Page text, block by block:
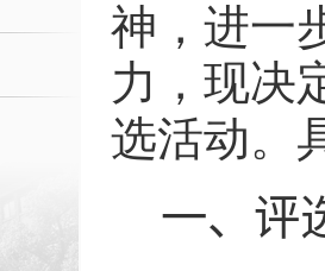
神，进一
力，现决
选活动。
一、评